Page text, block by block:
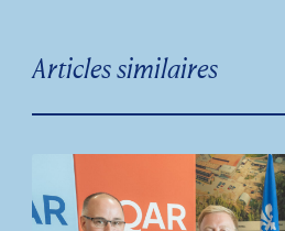
Articles similaires